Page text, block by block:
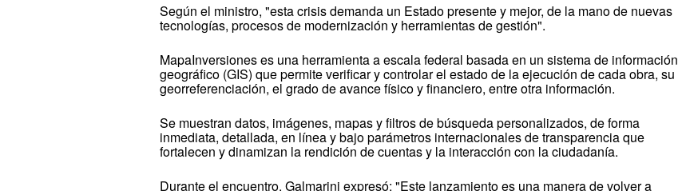
Según el ministro, "esta crisis demanda un Estado presente y mejor, de la mano de nuevas
tecnologías, procesos de modernización y herramientas de gestión".
MapaInversiones es una herramienta a escala federal basada en un sistema de información
geográfico (GIS) que permite verificar y controlar el estado de la ejecución de cada obra, su
georreferenciación, el grado de avance físico y financiero, entre otra información.
Se muestran datos, imágenes, mapas y filtros de búsqueda personalizados, de forma
inmediata, detallada, en línea y bajo parámetros internacionales de transparencia que
fortalecen y dinamizan la rendición de cuentas y la interacción con la ciudadanía.
Durante el encuentro, Galmarini expresó: "Este lanzamiento es una manera de volver a